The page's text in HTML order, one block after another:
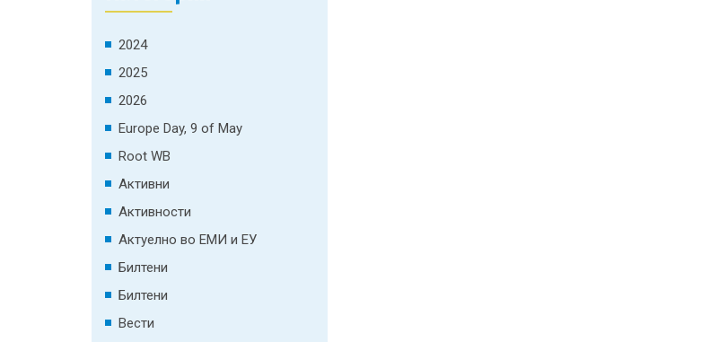
2024
2025
2026
Europe Day, 9 of May
Root WB
Активни
Активности
Актуелно во ЕМИ и ЕУ
Билтени
Билтени
Вести